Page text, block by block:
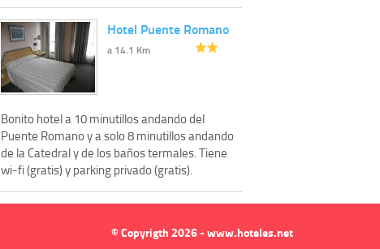
Hotel Puente Romano
a 14.1 Km
Bonito hotel a 10 minutillos andando del
Puente Romano y a solo 8 minutillos andando
de la Catedral y de los baños termales. Tiene
wi-fi (gratis) y parking privado (gratis).
© Copyrigth 2026 - www.hoteles.net